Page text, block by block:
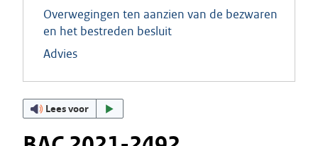
Overwegingen ten aanzien van de bezwaren
en het bestreden besluit
Advies
Lees voor